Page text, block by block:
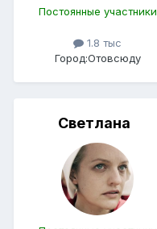
Постоянные участники
1.8 тыс
Город:Отовсюду
Светлана